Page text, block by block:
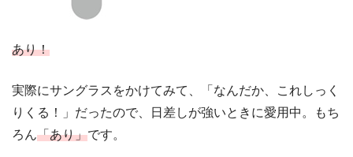
あり！
実際にサングラスをかけてみて、「なんだか、これしっく
りくる！」だったので、日差しが強いときに愛用中。もち
ろん「あり」です。